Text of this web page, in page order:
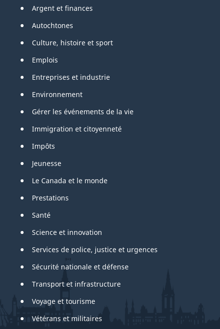
Pied
de
page
Argent et finances
Autochtones
Culture, histoire et sport
Emplois
Entreprises et industrie
Environnement
Gérer les événements de la vie
Immigration et citoyenneté
Impôts
Jeunesse
Le Canada et le monde
Prestations
Santé
Science et innovation
Services de police, justice et urgences
Sécurité nationale et défense
Transport et infrastructure
Voyage et tourisme
Vétérans et militaires